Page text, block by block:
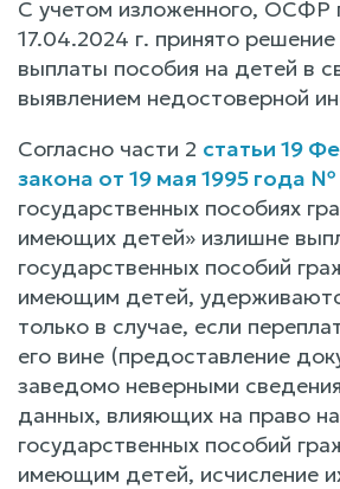
С учетом изложенного, ОСФР
17.04.2024 г. принято
выплаты пособия на детей в
выявлением недостоверной
Согласно части 2 статьи 19
закона от 19 мая 1995 года
государственных пособиях
имеющих детей» излишне
государственных пособий
имеющим детей,
только в случае, если
его вине (предоставление
заведомо неверными
данных, влияющих на право
государственных пособий
имеющим детей, исчисление